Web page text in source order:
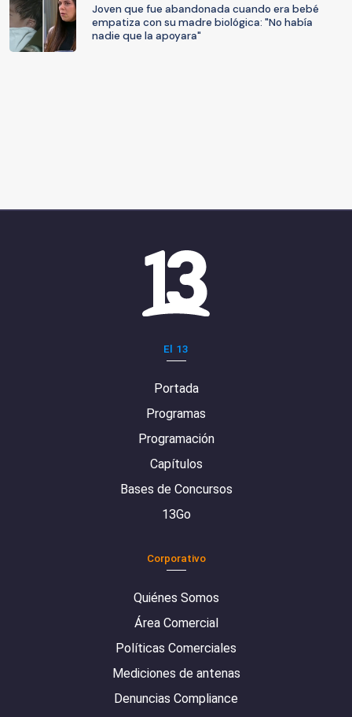
Joven que fue abandonada cuando era bebé
empatiza con su madre biológica: "No había
nadie que la apoyara"
El 13
Portada
Programas
Programación
Capítulos
Bases de Concursos
13Go
Corporativo
Quiénes Somos
Área Comercial
Políticas Comerciales
Mediciones de antenas
Denuncias Compliance